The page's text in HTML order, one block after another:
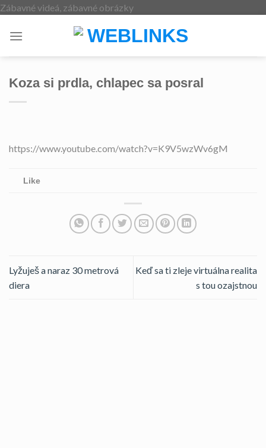
Zábavné videá, zábavné obrázkySkip
content
Koza si prdla, chlapec sa posral
https://www.youtube.com/watch?v=K9V5wzWv6gM
Like
Lyžuješ a naraz 30 metrová
diera
Keď sa ti zleje virtuálna realita
s tou ozajstnou